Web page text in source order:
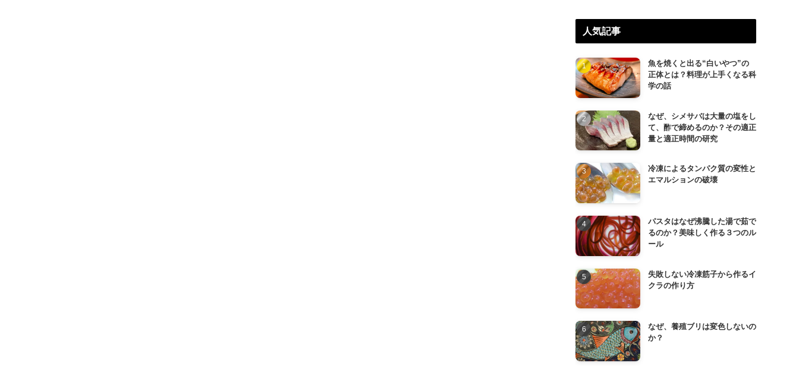
人気記事
魚を焼くと出る“白いやつ”の
正体とは？料理が上手くなる科
学の話
なぜ、シメサバは大量の塩をし
て、酢で締めるのか？その適正
量と適正時間の研究
冷凍によるタンパク質の変性と
エマルションの破壊
パスタはなぜ沸騰した湯で茹で
るのか？美味しく作る３つのル
ール
失敗しない冷凍筋子から作るイ
クラの作り方
なぜ、養殖ブリは変色しないの
か？